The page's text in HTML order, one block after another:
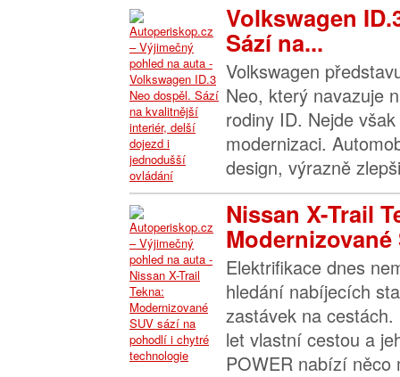
Volkswagen
Sází na...
Volkswagen
Neo, který navazuje
rodiny ID. Nejde
modernizaci.
design, výrazně
Nissan X-Trail
Modernizované
Elektrifikace dnes
hledání nabíjecích
zastávek na
let vlastní cestou a
POWER nabízí něco